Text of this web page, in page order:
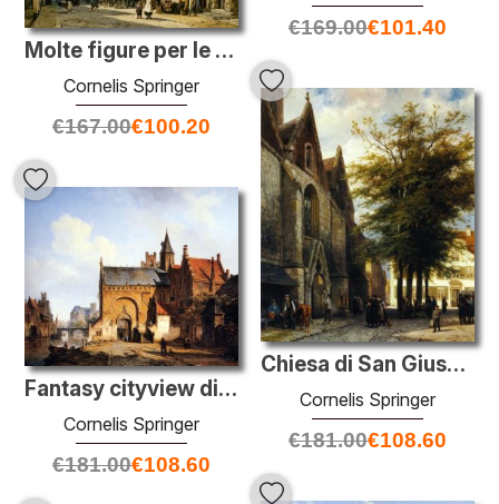
€169.00€101.40
Molte figure per le strade di Haarlem
Cornelis Springer
€167.00€100.20
Chiesa di San Giuseppe a Hamelen
Cornelis Springer
€181.00€108.60
Fantasy cityview di Maassluis
Cornelis Springer
€181.00€108.60